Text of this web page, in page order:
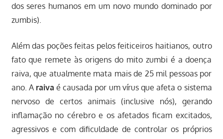
dos seres humanos em um novo mundo dominado por
zumbis).
Além das poções feitas pelos feiticeiros haitianos, outro
fato que remete às origens do mito zumbi é a doença
raiva, que atualmente mata mais de 25 mil pessoas por
ano. A raiva é causada por um vírus que afeta o sistema
nervoso de certos animais (inclusive nós), gerando
inflamação no cérebro e os afetados ficam excitados,
agressivos e com dificuldade de controlar os próprios